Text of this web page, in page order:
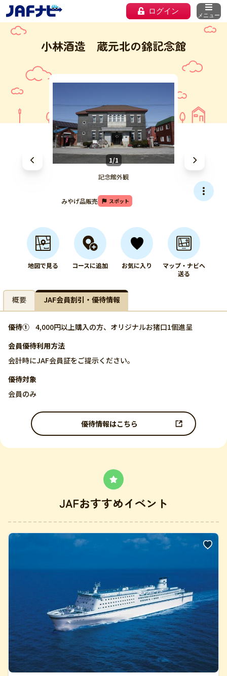
ログイン メニュー
小林酒造 蔵元北の錦記念館
1/1
記念館外観
みやげ品販売 スポット
地図で見る コースに追加 お気に入り
マップ・ナビへ
送る
概要 JAF会員割引・優待情報
優待① 4,000円以上購入の方、オリジナルお猪口1個進呈
会員優待利用方法
会計時にJAF会員証をご提示ください。
優待対象
会員のみ
優待情報はこちら
JAFおすすめイベント